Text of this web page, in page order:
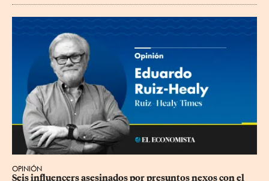
OPINIÓN
Seis influencers asesinados por presuntos nexos con el